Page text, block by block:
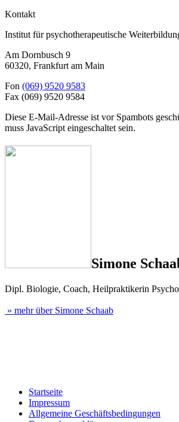
Kontakt
Institut für psychotherapeutische
Am Dornbusch 9
60320, Frankfurt am Main
Fon (069) 9520 9583
Fax (069) 9520 9584
Diese E-Mail-Adresse ist vor Spambots
muss JavaScript eingeschaltet sein.
Simone
Dipl. Biologie, Coach, Heilpraktikerin
» mehr über Simone Schaab
Startseite
Impressum
Allgemeine Geschäftsbedingungen